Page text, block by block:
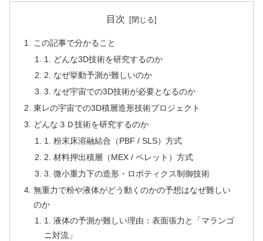
目次
この記事で分かること
1. どんな3D技術を研究するのか
2. なぜ挙動予測が難しいのか
3. なぜ宇宙での3D技術が必要となるのか
東レの宇宙での3D積層造形技術プロジェクト
どんな３Ｄ技術を研究するのか
1. 粉末床溶融結合（PBF / SLS）方式
2. 材料押出積層（MEX / ペレット）方式
3. 微小重力下の造形・ロボティクス制御技術
無重力で粉や液体がどう動くのかの予想はなぜ難しい
のか
1. 液体の予測が難しい理由：表面張力と「マランゴ
ニ対流」